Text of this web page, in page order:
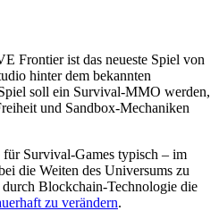
Frontier ist das neueste Spiel von
hinter dem bekannten
soll ein Survival-MMO werden,
und Sandbox-Mechaniken
Survival-Games typisch – im
die Weiten des Universums zu
Blockchain-Technologie die
zu verändern.